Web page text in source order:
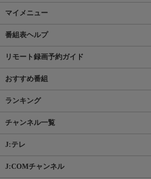
マイメニュー
番組表ヘルプ
リモート録画予約ガイド
おすすめ番組
ランキング
チャンネル一覧
J:テレ
J:COMチャンネル